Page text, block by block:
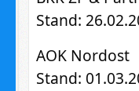
Stand:
AOK Nordost
Stand: